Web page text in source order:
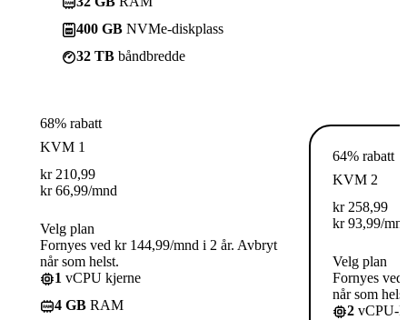
400 GB NVMe-diskplass
32 TB båndbredde
68% rabatt
KVM 1
kr 210,99
kr 66,99/mnd
Velg plan
Fornyes ved kr 144,99/mnd i 2 år. Avbryt
når som helst.
1 vCPU kjerne
4 GB RAM
64% rabatt
KVM 2
kr 258,99
kr 93,99/
Velg plan
Fornyes
når som
2 vCPU-